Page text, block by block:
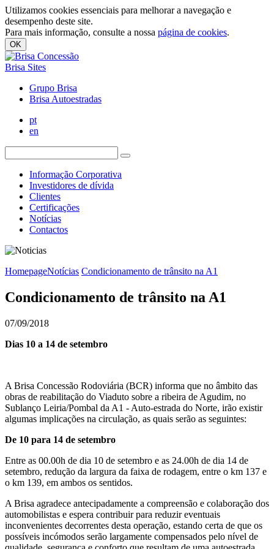
Utilizamos cookies essenciais para melhorar a navegação e
desempenho deste site.
Para mais informação, consulte a nossa página de cookies.
OK
Brisa Sites
Grupo Brisa
Brisa Autoestradas
pt
en
Informação Corporativa
Investidores de dívida
Clientes
Certificações
Notícias
Contactos
HomepageNotícias Condicionamento de trânsito na A1
Condicionamento de trânsito na A1
07/09/2018
Dias 10 a 14 de setembro
A Brisa Concessão Rodoviária (BCR) informa que no âmbito das
obras de reabilitação do Viaduto sobre a ribeira de Agudim, no
Sublanço Leiria/Pombal da A1 - Auto-estrada do Norte, irão existir
algumas implicações na circulação, as quais serão as seguintes:
De 10 para 14 de setembro
Entre as 00.00h de dia 10 de setembro e as 24.00h de dia 14 de
setembro, redução da largura da faixa de rodagem, entre o km 137 e
o km 139, em ambos os sentidos.
A Brisa agradece antecipadamente a compreensão e colaboração dos
automobilistas e espera contribuir para reduzir eventuais
inconvenientes decorrentes desta operação, estando certa de que os
possíveis incómodos serão largamente compensados pelo nível de